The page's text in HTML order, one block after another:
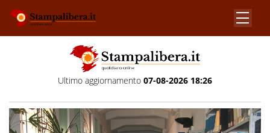
Ultimo aggiornamento 07-08-2026 18:26